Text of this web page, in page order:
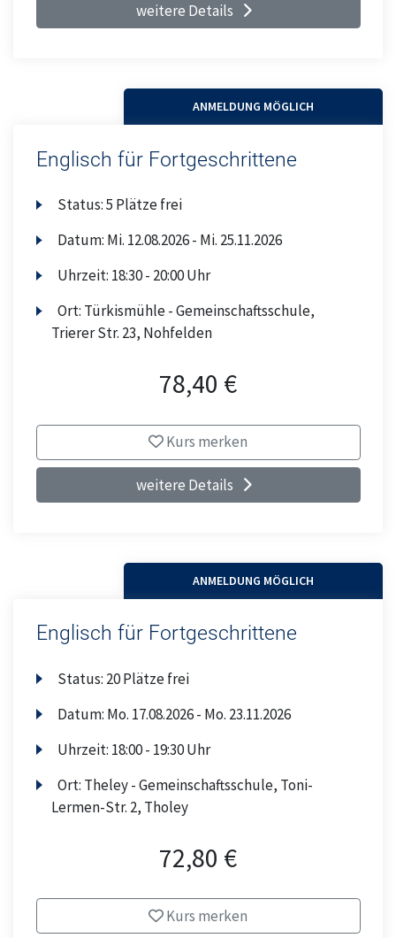
weitere Details
ANMELDUNG MÖGLICH
Englisch für Fortgeschrittene
Status:5 Plätze frei
Datum: Mi. 12.08.2026 - Mi. 25.11.2026
Uhrzeit: 18:30 - 20:00 Uhr
Ort: Türkismühle - Gemeinschaftsschule,
Trierer Str. 23, Nohfelden
78,40 €
Kurs merken
weitere Details
ANMELDUNG MÖGLICH
Englisch für Fortgeschrittene
Status: 20 Plätze frei
Datum: Mo. 17.08.2026 - Mo. 23.11.2026
Uhrzeit: 18:00 - 19:30 Uhr
Ort: Theley - Gemeinschaftsschule, Toni-
Lermen-Str. 2, Tholey
72,80 €
Kurs merken